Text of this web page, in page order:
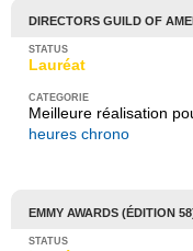
DIRECTORS GUILD OF
Lauréat
Meilleure réalisation
heures chrono
EMMY AWARDS (ÉDITION